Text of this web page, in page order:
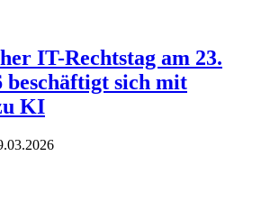
IT-Rechtstag am 23.
beschäftigt sich mit
KI